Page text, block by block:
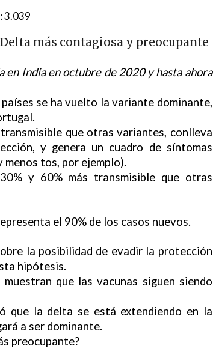
3.039
más contagiosa y preocupante
India en octubre de 2020 y hasta ahora
se ha vuelto la variante dominante,
que otras variantes, conlleva
y genera un cuadro de síntomas
tos, por ejemplo).
y 60% más transmisible que otras
el 90% de los casos nuevos.
la posibilidad de evadir la protección
hipótesis.
que las vacunas siguen siendo
que la delta se está extendiendo en la
a ser dominante.
preocupante?